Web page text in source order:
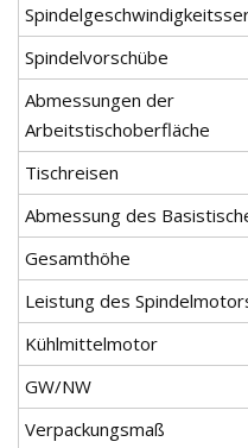
Spindelvorschübe
Abmessungen der
Arbeitstischoberfläche
Tischreisen
Abmessung des
Gesamthöhe
Leistung des
Kühlmittelmotor
GW/NW
Verpackungsmaß